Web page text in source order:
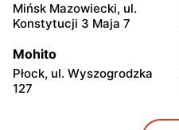
Mińsk Mazowiecki, ul.
Konstytucji 3 Maja 7
Mohito
Płock, ul. Wyszogrodzka
127